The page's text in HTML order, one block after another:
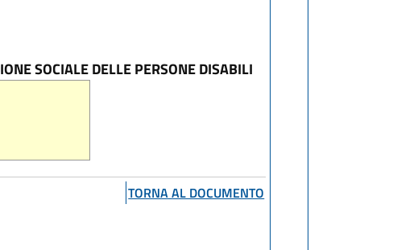
SOCIALE DELLE PERSONE DISABILI
TORNA AL DOCUMENTO